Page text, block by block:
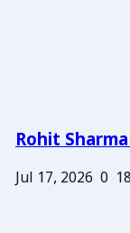
Rohit Sharma
Jul 17, 2026 0 18